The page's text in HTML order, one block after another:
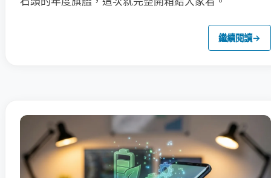
繼續閱讀→